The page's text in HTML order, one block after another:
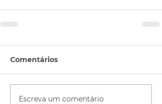
Comentários
Escreva um comentário